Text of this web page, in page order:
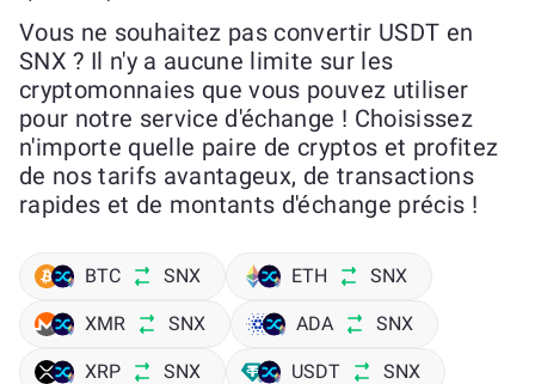
Vous ne souhaitez pas convertir USDT en
SNX ? Il n'y a aucune limite sur les
cryptomonnaies que vous pouvez utiliser
pour notre service d'échange ! Choisissez
n'importe quelle paire de cryptos et profitez
de nos tarifs avantageux, de transactions
rapides et de montants d'échange précis !
BTC SNX ETH SNX
XMR SNX ADA SNX
XRP SNX USDT SNX